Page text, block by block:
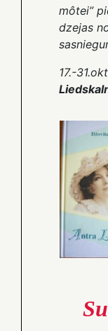
môtei”
dzejas
17.-